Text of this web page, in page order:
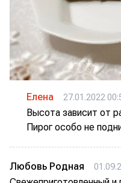
Елена 27.01.2022
Высота зависит от
Пирог особо не
Любовь Родная